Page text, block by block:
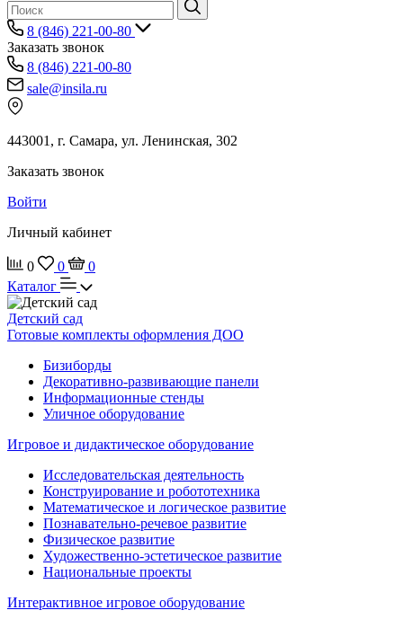
8 (846) 221-00-80
Заказать звонок
8 (846) 221-00-80
sale@insila.ru
443001, г. Самара, ул. Ленинская, 302
Заказать звонок
Войти
Личный кабинет
0 0
0
Каталог
Детский сад
Готовые комплекты оформления ДОО
Бизиборды
Декоративно-развивающие панели
Информационные стенды
Уличное оборудование
Игровое и дидактическое оборудование
Исследовательская деятельность
Конструирование и робототехника
Математическое и логическое развитие
Познавательно-речевое развитие
Физическое развитие
Художественно-эстетическое развитие
Национальные проекты
Интерактивное игровое оборудование